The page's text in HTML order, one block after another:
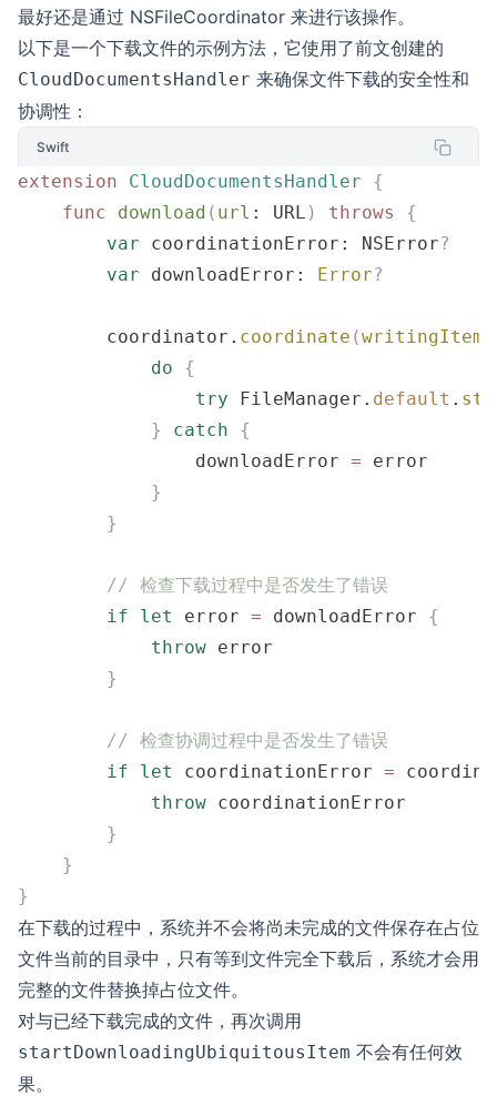
最好还是通过 NSFileCoordinator 来进行该操作。
以下是一个下载文件的示例方法，它使用了前文创建的
CloudDocumentsHandler 来确保文件下载的安全性和
协调性：
Swift
extension CloudDocumentsHandler {
    func
download ( url : URL ) throws
{
        var
coordinationError: NSError?
        var
downloadError: Error?
        coordinator.
coordinate (
            do
{
                try
FileManager. default .
            }
catch {
                downloadError
= error
            }
        }
        // 检查下载过程中是否发生了错误
        if
let error = downloadError {
            throw
error
        }
        // 检查协调过程中是否发生了错误
        if
let coordinationError =
            throw
coordinationError
        }
    }
}
在下载的过程中，系统并不会将尚未完成的文件保存在占位
文件当前的目录中，只有等到文件完全下载后，系统才会用
完整的文件替换掉占位文件。
对与已经下载完成的文件，再次调用
startDownloadingUbiquitousItem 不会有任何效
果。